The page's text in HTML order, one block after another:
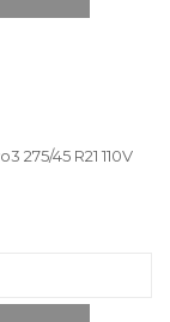
45 R21 110V